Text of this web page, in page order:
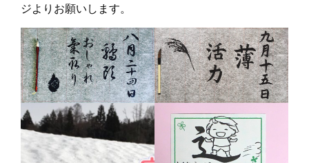
ジよりお願いします。